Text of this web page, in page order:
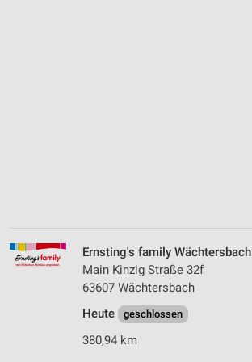
Ernsting's family Wächtersbach
Main Kinzig Straße 32f
63607 Wächtersbach
Heute
geschlossen
380,94 km